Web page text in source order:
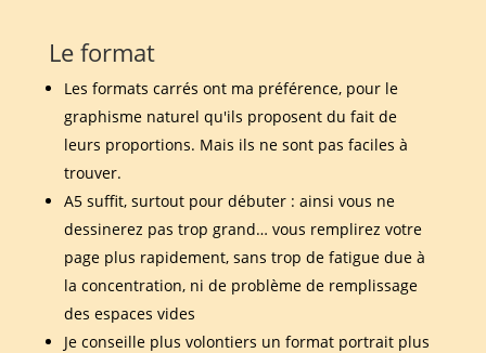
Le format
Les formats carrés ont ma préférence, pour le
graphisme naturel qu'ils proposent du fait de
leurs proportions. Mais ils ne sont pas faciles à
trouver.
A5 suffit, surtout pour débuter : ainsi vous ne
dessinerez pas trop grand… vous remplirez votre
page plus rapidement, sans trop de fatigue due à
la concentration, ni de problème de remplissage
des espaces vides
Je conseille plus volontiers un format portrait plus